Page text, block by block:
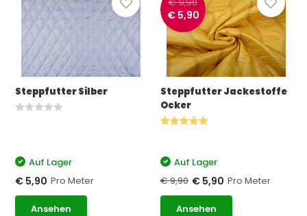
Steppfutter Silber
Auf Lager
€ 5,90 Pro Meter
Ansehen
€ 5,90
Steppfutter Jackestoffe
Ocker
Auf Lager
€ 9,90 € 5,90 Pro Meter
Ansehen